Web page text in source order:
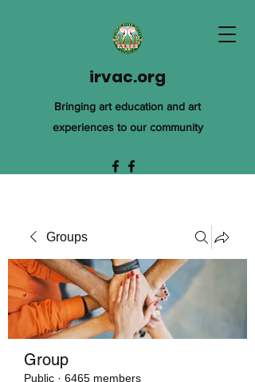
irvac.org
Bringing art education and art
experiences to our community
Groups
Group
Public · 6465 members